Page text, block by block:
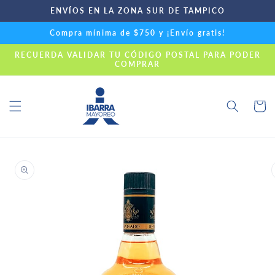
directamente
al contenido
ENVÍOS EN LA ZONA SUR DE TAMPICO
Compra mínima de $750 y ¡Envío gratis!
RECUERDA VALIDAR TU CÓDIGO POSTAL PARA PODER
COMPRAR
Carrito
a la